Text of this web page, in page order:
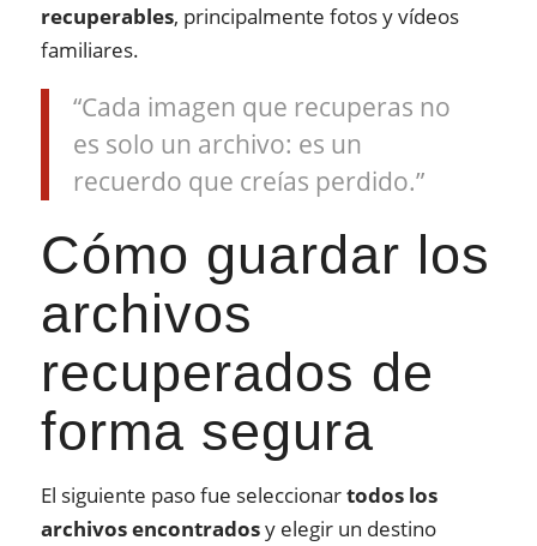
recuperables, principalmente fotos y vídeos
familiares.
“Cada imagen que recuperas no
es solo un archivo: es un
recuerdo que creías perdido.”
Cómo guardar los
archivos
recuperados de
forma segura
El siguiente paso fue seleccionartodos los
archivos encontradosy elegir un destino